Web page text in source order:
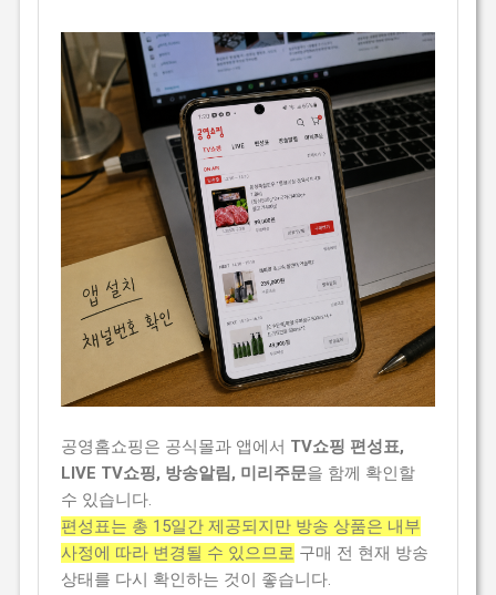
공영홈쇼핑은 공식몰과 앱에서 TV쇼핑 편성표,
LIVE TV쇼핑, 방송알림, 미리주문을 함께 확인할
수 있습니다.
편성표는 총 15일간 제공되지만 방송 상품은 내부
사정에 따라 변경될 수 있으므로 구매 전 현재 방송
상태를 다시 확인하는 것이 좋습니다.